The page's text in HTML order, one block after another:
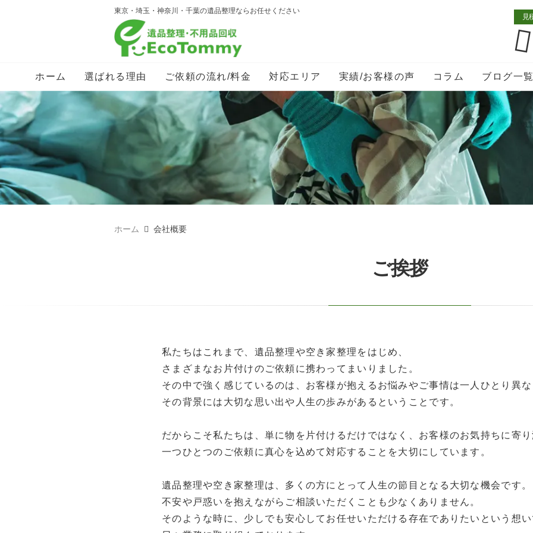
東京・埼玉・神奈川・千葉の遺品整理ならお任せください
見
ホーム 選ばれる理由 ご依頼の流れ/料金 対応エリア 実績/お客様の声 コラム ブログ一覧
ホーム 会社概要
ご挨拶
私たちはこれまで、遺品整理や空き家整理をはじめ、
さまざまなお片付けのご依頼に携わってまいりました。
その中で強く感じているのは、お客様が抱えるお悩みやご事情は一人ひとり異な
その背景には大切な思い出や人生の歩みがあるということです。
だからこそ私たちは、単に物を片付けるだけではなく、お客様のお気持ちに寄り
一つひとつのご依頼に真心を込めて対応することを大切にしています。
遺品整理や空き家整理は、多くの方にとって人生の節目となる大切な機会です。
不安や戸惑いを抱えながらご相談いただくことも少なくありません。
そのような時に、少しでも安心してお任せいただける存在でありたいという想い